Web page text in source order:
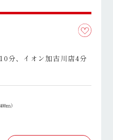
分、イオン加古川店4分
ｍ）